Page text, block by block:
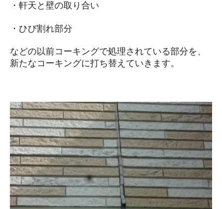
・軒天と壁の取り合い
・ひび割れ部分
などの以前コーキングで処理されている部分を、
新たなコーキングに打ち替えていきます。